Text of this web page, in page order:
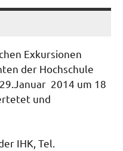
Exkursionen
der Hochschule
2014 um 18
und
IHK, Tel.